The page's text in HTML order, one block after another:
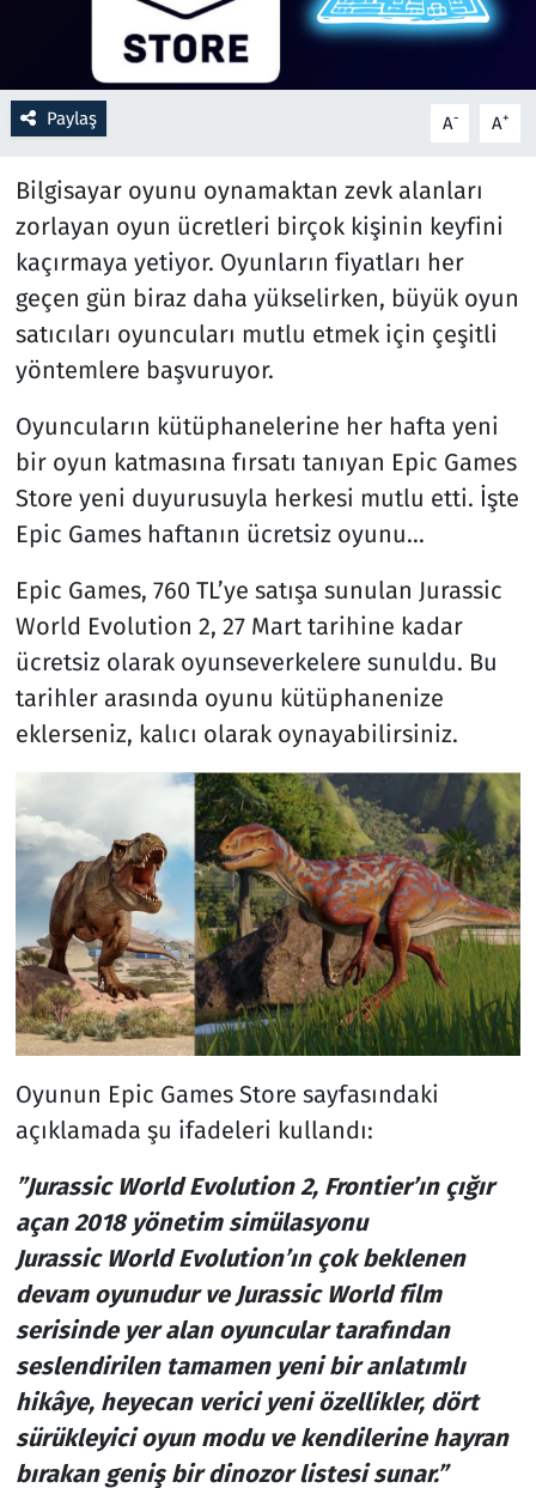
Paylaş A- A+
Bilgisayar oyunu oynamaktan zevk alanları
zorlayan oyun ücretleri birçok kişinin keyfini
kaçırmaya yetiyor. Oyunların fiyatları her
geçen gün biraz daha yükselirken, büyük oyun
satıcıları oyuncuları mutlu etmek için çeşitli
yöntemlere başvuruyor.
Oyuncuların kütüphanelerine her hafta yeni
bir oyun katmasına fırsatı tanıyan Epic Games
Store yeni duyurusuyla herkesi mutlu etti. İşte
Epic Games haftanın ücretsiz oyunu…
Epic Games, 760 TL’ye satışa sunulan Jurassic
World Evolution 2, 27 Mart tarihine kadar
ücretsiz olarak oyunseverkelere sunuldu. Bu
tarihler arasında oyunu kütüphanenize
eklerseniz, kalıcı olarak oynayabilirsiniz.
Oyunun Epic Games Store sayfasındaki
açıklamada şu ifadeleri kullandı:
”Jurassic World Evolution 2, Frontier’ın çığır
açan 2018 yönetim simülasyonu
Jurassic World Evolution’ın çok beklenen
devam oyunudur ve Jurassic World film
serisinde yer alan oyuncular tarafından
seslendirilen tamamen yeni bir anlatımlı
hikâye, heyecan verici yeni özellikler, dört
sürükleyici oyun modu ve kendilerine hayran
bırakan geniş bir dinozor listesi sunar.”
Sağlık
Savunma Sanayi
Spor
Teknoloji ve Bilim
Televizyon